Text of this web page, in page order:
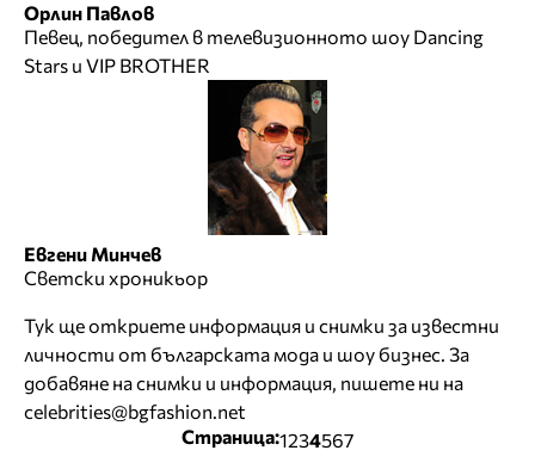
Орлин Павлов
Певец, победител в телевизионното шоу Dancing
Stars и VIP BROTHER
Евгени Минчев
Светски хроникьор
Тук ще откриете информация и снимки за известни
личности от българската мода и шоу бизнес. За
добавяне на снимки и информация, пишете ни на
celebrities@bgfashion.net
Страница:1234567